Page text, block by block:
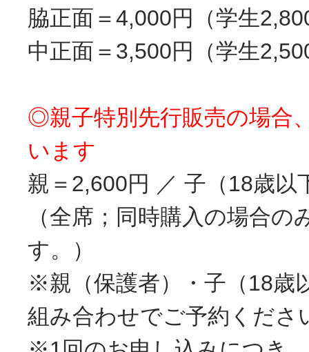
脇正面＝4,000円（学生
中正面＝3,500円（学生
◎親子特別先行販売の場合
います
親＝2,600円 ／ 子（18歳以
（全席；同時購入の場合の
す。）
※親（保護者）・子（18歳
組み合わせでご予約くださ